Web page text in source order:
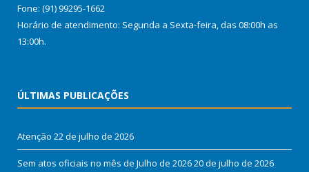
Fone: (91) 99295-1662
Horário de atendimento: Segunda a Sexta-feira, das 08:00h as
13:00h.
ÚLTIMAS PUBLICAÇÕES
Atenção 22 de julho de 2026
Sem atos oficiais no mês de Julho de 202620 de julho de 2026